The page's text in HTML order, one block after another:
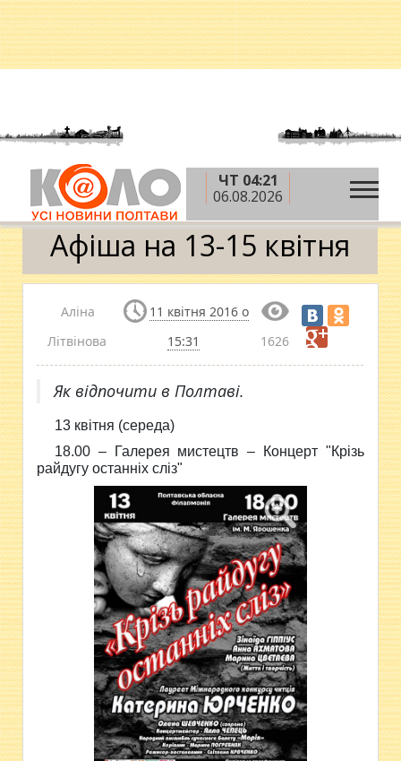
ЧТ 04:21
06.08.2026
Головна » Новини » Афіша »Афіша на 13-15
квітня
Афіша на 13-15 квітня
Аліна
Літвінова
11 квітня 2016 о
15:31
1626
Як відпочити в Полтаві.
13 квітня (середа)
18.00 – Галерея мистецтв –
Концерт "Крізь
райдугу останніх сліз"